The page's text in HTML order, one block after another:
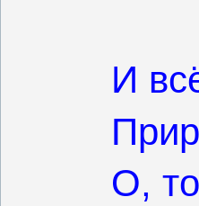
И
О,